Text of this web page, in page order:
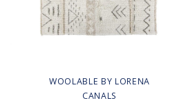
WOOLABLE BY LORENA
CANALS